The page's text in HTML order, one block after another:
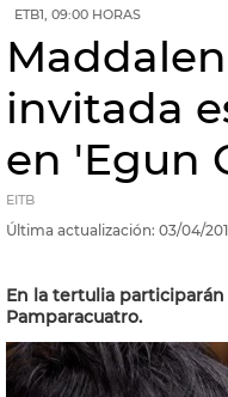
ETB1, 09:00 HORAS
invitada
en 'Egun
EITB
Última actualización: 03/04/
En la tertulia participarán
Pamparacuatro.